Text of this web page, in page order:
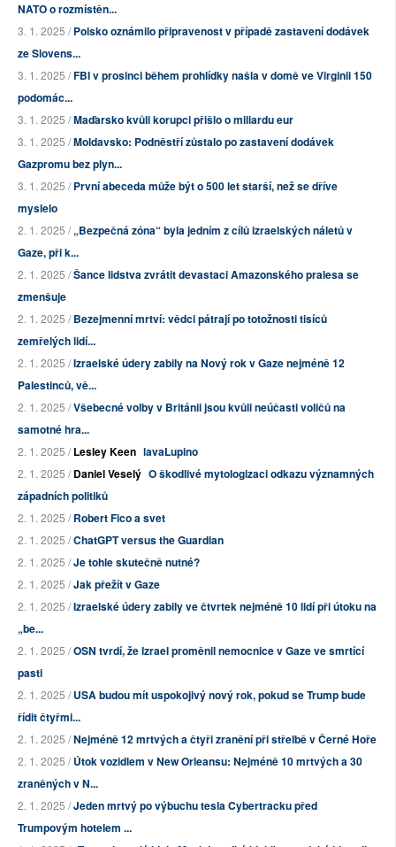
NATO o rozmístěn...
3. 1. 2025 /Polsko oznámilo připravenost v případě zastavení dodávek
ze Slovens...
3. 1. 2025 /FBI v prosinci během prohlídky našla v domě ve Virginii 150
podomác...
3. 1. 2025 /Maďarsko kvůli korupci přišlo o miliardu eur
3. 1. 2025 /Moldavsko: Podněstří zůstalo po zastavení dodávek
Gazpromu bez plyn...
3. 1. 2025 /První abeceda může být o 500 let starší, než se dříve
myslelo
2. 1. 2025 /„Bezpečná zóna“ byla jedním z cílů izraelských náletů v
Gaze, při k...
2. 1. 2025 /Šance lidstva zvrátit devastaci Amazonského pralesa se
zmenšuje
2. 1. 2025 /Bezejmenní mrtví: vědci pátrají po totožnosti tisíců
zemřelých lidí...
2. 1. 2025 /Izraelské údery zabily na Nový rok v Gaze nejméně 12
Palestinců, vě...
2. 1. 2025 /Všebecné volby v Británii jsou kvůli neúčasti voličů na
samotné hra...
2. 1. 2025 /Lesley Keen lavaLupino
2. 1. 2025 /Daniel Veselý O škodlivé mytologizaci odkazu významných
západních politiků
2. 1. 2025 /Robert Fico a svet
2. 1. 2025 /ChatGPT versus the Guardian
2. 1. 2025 /Je tohle skutečně nutné?
2. 1. 2025 /Jak přežít v Gaze
2. 1. 2025 /Izraelské údery zabily ve čtvrtek nejméně 10 lidí při útoku na
„be...
2. 1. 2025 /OSN tvrdí, že Izrael proměnil nemocnice v Gaze ve smrtící
pasti
2. 1. 2025 /USA budou mít uspokojivý nový rok, pokud se Trump bude
řídit čtyřmi...
2. 1. 2025 /Nejméně 12 mrtvých a čtyři zranění při střelbě v Černé Hoře
2. 1. 2025 /Útok vozidlem v New Orleansu: Nejméně 10 mrtvých a 30
zraněných v N...
2. 1. 2025 /Jeden mrtvý po výbuchu tesla Cybertracku před
Trumpovým hotelem ...